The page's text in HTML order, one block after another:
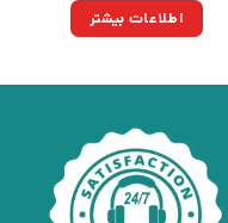
اطلاعات بیشتر